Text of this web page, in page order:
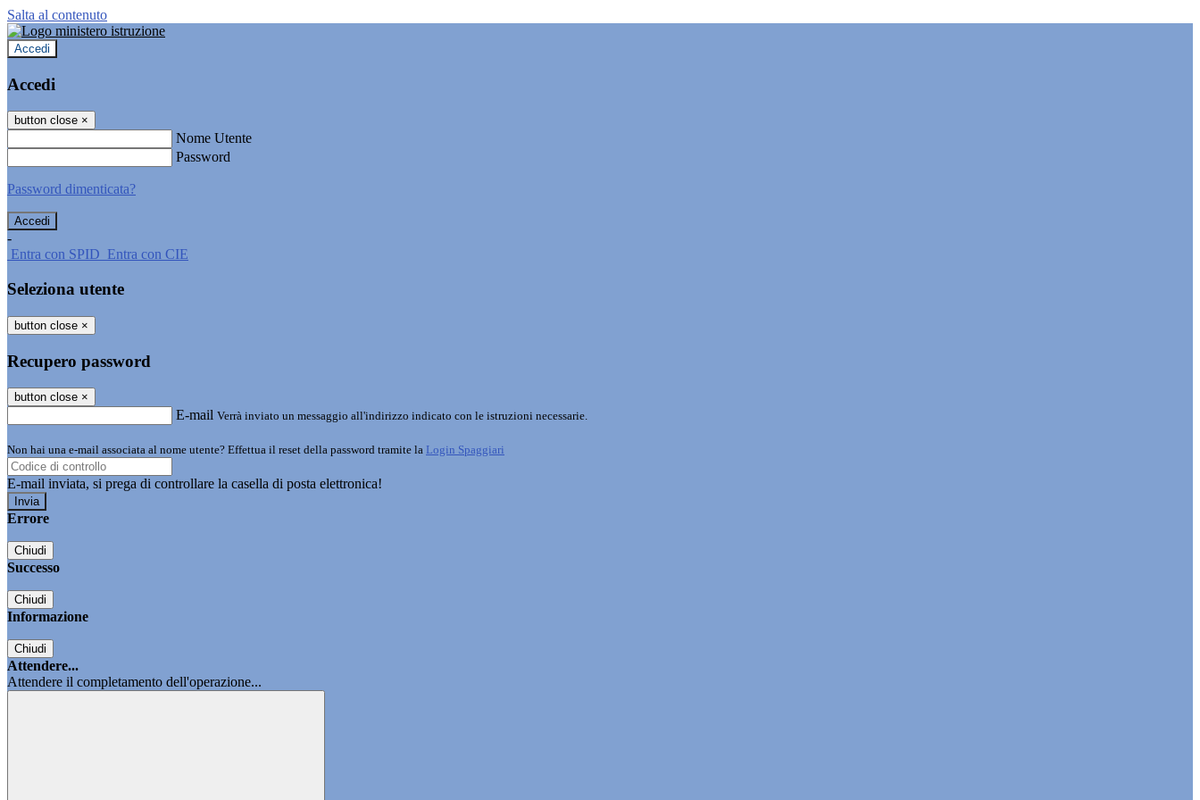
Salta al contenuto
Accedi
Accedi
button close ×
Nome Utente
Password
Password dimenticata?
-
Entra con SPID Entra con CIE
Seleziona utente
button close ×
Recupero password
button close ×
E-mail Verrà inviato un messaggio all'indirizzo indicato con le istruzioni necessarie.
Non hai una e-mail associata al nome utente? Effettua il reset della password tramite la Login Spaggiari
E-mail inviata, si prega di controllare la casella di posta elettronica!
Errore
Chiudi
Successo
Chiudi
Informazione
Chiudi
Attendere...
Attendere il completamento dell'operazione...